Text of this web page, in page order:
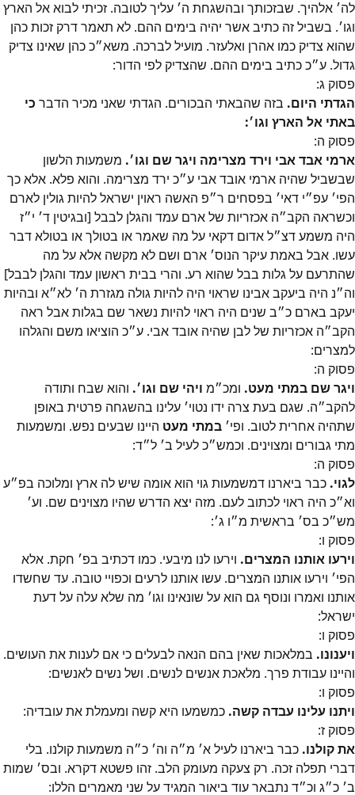
לה׳ אלהיך. שבזכותך ובהשגחת ה׳ עליך לטובה. זכיתי לבוא אל הארץ
וגו׳. בשביל זה כתיב אשר יהיה בימים ההם. לא תאמר דרק זכות כהן
שהוא צדיק כמו אהרן ואלעזר. מועיל לברכה. משא״כ כהן שאינו צדיק
גדול. ע״כ כתיב בימים ההם. שהצדיק לפי הדור:
פסוק ג:
הגדתי היום. בזה שהבאתי הבכורים. הגדתי שאני מכיר הדבר כי
באתי אל הארץ וגו׳:
פסוק ה:
ארמי אבד אבי וירד מצרימה ויגר שם וגו׳. משמעות הלשון
שבשביל שהיה ארמי אובד אבי ע״כ ירד מצרימה. והוא פלא. אלא כך
הפי׳ עפ״י דאי׳ בפסחים ר״פ האשה ראוין ישראל להיות גולין לארם
וכשראה הקב״ה אכזריות של ארם עמד והגלן לבבל [ובגיטין ד׳ י״ז
היה משמע דצ״ל אדום דקאי על מה שאמר או בטולך או בטולא דבר
עשו. אבל באמת עיקר הנוס׳ ארם ושם לא מקשה אלא על מה
שהתרעם על גלות בבל שהוא רע. והרי בבית ראשון עמד והגלן לבבל]
וה״נ היה ביעקב אבינו שראוי היה להיות גולה מגזרת ה׳ לא״א ובהיות
יעקב בארם כ״ב שנים היה ראוי להיות נשאר שם בגלות אבל ראה
הקב״ה אכזריות של לבן שהיה אובד אבי. ע״כ הוציאו משם והגלהו
למצרים:
פסוק ה:
ויגר שם במתי מעט. ומכ״מ ויהי שם וגו׳. והוא שבח ותודה
להקב״ה. שגם בעת צרה ידו נטוי׳ עלינו בהשגחה פרטית באופן
שתהיה אחרית לטוב. ופי׳ במתי מעט היינו שבעים נפש. ומשמעות
מתי גבורים ומצוינים. וכמש״כ לעיל ב׳ ל״ד:
פסוק ה:
לגוי. כבר ביארנו דמשמעות גוי הוא אומה שיש לה ארץ ומלוכה בפ״ע
וא״כ היה ראוי לכתוב לעם. מזה יצא הדרש שהיו מצוינים שם. וע׳
מש״כ בס׳ בראשית מ״ו ג׳:
פסוק ו:
וירעו אותנו המצרים. וירעו לנו מיבעי. כמו דכתיב בפ׳ חקת. אלא
הפי׳ וירעו אותנו המצרים. עשו אותנו לרעים וכפויי טובה. עד שחשדו
אותנו ואמרו ונוסף גם הוא על שונאינו וגו׳ מה שלא עלה על דעת
ישראל:
פסוק ו:
ויענונו. במלאכות שאין בהם הנאה לבעלים כי אם לענות את העושים.
והיינו עבודת פרך. מלאכת אנשים לנשים. ושל נשים לאנשים:
פסוק ו:
ויתנו עלינו עבדה קשה. כמשמעו היא קשה ומעמלת את עובדיה:
פסוק ז:
את קולנו. כבר ביארנו לעיל א׳ מ״ה וה׳ כ״ה משמעות קולנו. בלי
דברי תפלה זכה. רק צעקה מעומק הלב. זהו פשטא דקרא. ובס׳ שמות
ב׳ כ״ג וכ״ד נתבאר עוד ביאור המגיד על שני מאמרים הללו: